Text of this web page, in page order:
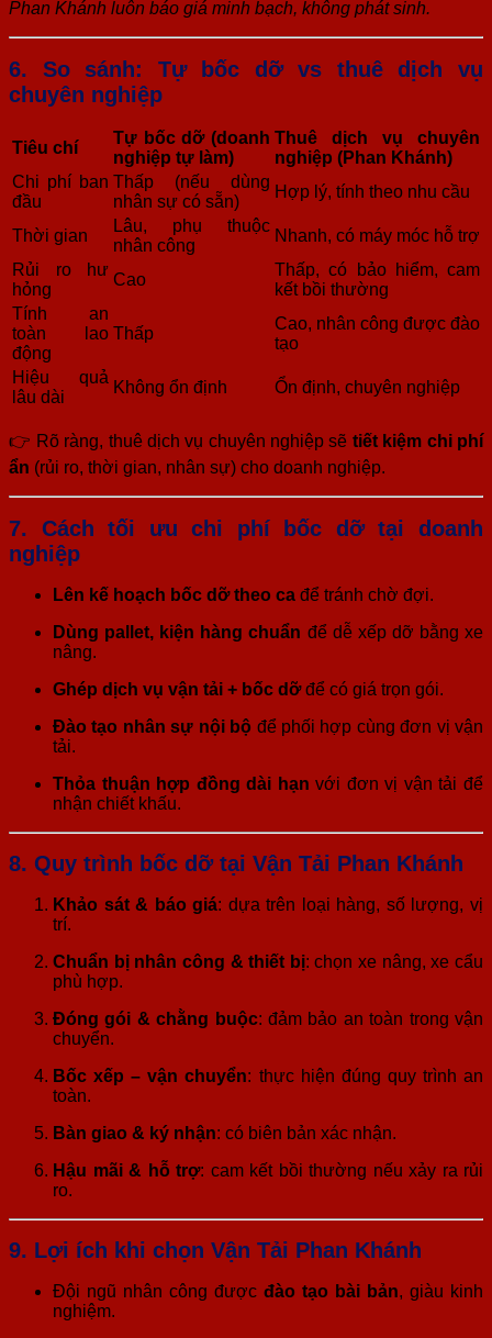
Phan Khánh luôn báo giá minh bạch, không phát sinh.
6. So sánh: Tự bốc dỡ vs thuê dịch vụ
chuyên nghiệp
Tiêu chí
Tự bốc dỡ (doanh
nghiệp tự làm)
Thuê dịch vụ chuyên
nghiệp (Phan Khánh)
Chi phí ban
đầu
Thấp (nếu dùng
nhân sự có sẵn)
Hợp lý, tính theo nhu cầu
Thời gian
Lâu, phụ thuộc
nhân công
Nhanh, có máy móc hỗ trợ
Rủi ro hư
hỏng
Cao
Thấp, có bảo hiểm, cam
kết bồi thường
Tính an
toàn lao
động
Thấp
Cao, nhân công được đào
tạo
Hiệu quả
lâu dài
Không ổn định Ổn định, chuyên nghiệp
👉 Rõ ràng, thuê dịch vụ chuyên nghiệp sẽ tiết kiệm chi phí
ẩn (rủi ro, thời gian, nhân sự) cho doanh nghiệp.
7. Cách tối ưu chi phí bốc dỡ tại doanh
nghiệp
Lên kế hoạch bốc dỡ theo ca để tránh chờ đợi.
Dùng pallet, kiện hàng chuẩn để dễ xếp dỡ bằng xe
nâng.
Ghép dịch vụ vận tải + bốc dỡđể có giá trọn gói.
Đào tạo nhân sự nội bộ để phối hợp cùng đơn vị vận
tải.
Thỏa thuận hợp đồng dài hạn với đơn vị vận tải để
nhận chiết khấu.
8. Quy trình bốc dỡ tại Vận Tải Phan Khánh
Khảo sát & báo giá: dựa trên loại hàng, số lượng, vị
trí.
Chuẩn bị nhân công & thiết bị: chọn xe nâng, xe cẩu
phù hợp.
Đóng gói & chằng buộc: đảm bảo an toàn trong vận
chuyển.
Bốc xếp – vận chuyển: thực hiện đúng quy trình an
toàn.
Bàn giao & ký nhận: có biên bản xác nhận.
Hậu mãi & hỗ trợ: cam kết bồi thường nếu xảy ra rủi
ro.
9. Lợi ích khi chọn Vận Tải Phan Khánh
Đội ngũ nhân công được đào tạo bài bản, giàu kinh
nghiệm.